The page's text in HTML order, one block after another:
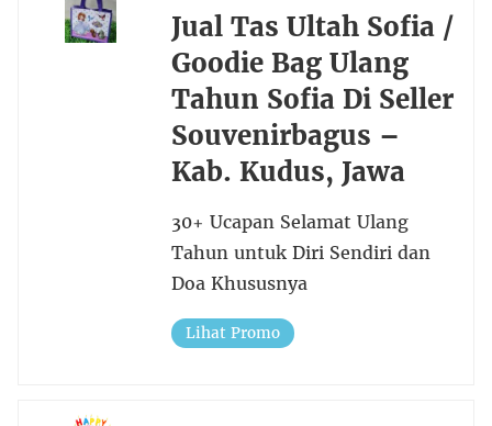
Jual Tas Ultah Sofia /
Goodie Bag Ulang
Tahun Sofia Di Seller
Souvenirbagus –
Kab. Kudus, Jawa
30+ Ucapan Selamat Ulang
Tahun untuk Diri Sendiri dan
Doa Khususnya
Lihat Promo